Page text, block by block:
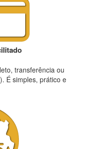
transferência ou
É simples, prático e